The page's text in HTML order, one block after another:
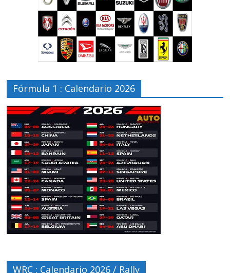
Fórmula 1 : Calendario 2026
WRC : Calendario 2026 / Rally